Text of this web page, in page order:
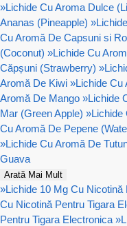
»Lichide Cu Aroma Dulce
Ananas (Pineapple) »
Cu Aromă De Capsuni si
(Coconut) »Lichide Cu
Căpșuni (Strawberry) »
Aromă De Kiwi »Lichide Cu
Aromă De Mango »Lichide
Mar (Green Apple) »Lichide
Cu Aromă De Pepene
»Lichide Cu Aromă De
Guava
Arată Mai Mult
»Lichide 10 Mg Cu
Cu Nicotină Pentru Tigara
Pentru Tigara Electronica »